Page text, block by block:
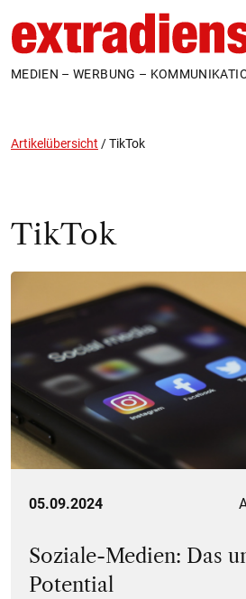
MEDIEN – WERBUNG –
Artikelübersicht /TikTok
TikTok
05.09.2024
Soziale-Medien: Das
Potential